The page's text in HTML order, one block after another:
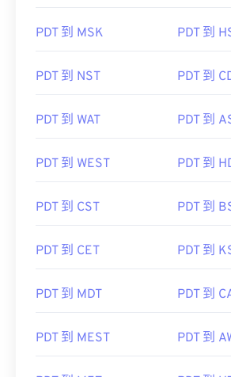
PDT 到 MSK PDT 到
PDT 到 NST PDT 到
PDT 到 WAT PDT 到
PDT 到 WEST PDT 到
PDT 到 CST PDT 到
PDT 到 CET PDT 到
PDT 到 MDT PDT 到
PDT 到 MEST PDT 到